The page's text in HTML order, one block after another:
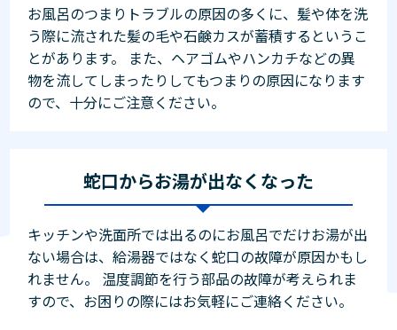
お風呂のつまりトラブルの原因の多くに、髪や体を洗
う際に流された髪の毛や石鹸カスが蓄積するというこ
とがあります。 また、ヘアゴムやハンカチなどの異
物を流してしまったりしてもつまりの原因になります
ので、十分にご注意ください。
蛇口からお湯が出なくなった
キッチンや洗面所では出るのにお風呂でだけお湯が出
ない場合は、給湯器ではなく蛇口の故障が原因かもし
れません。 温度調節を行う部品の故障が考えられま
すので、お困りの際にはお気軽にご連絡ください。